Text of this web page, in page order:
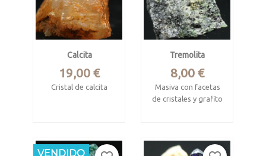
Calcita
Precio
19,00 €
Cristal de calcita
cm
Tremolita
Precio
8,00 €
Masiva con facetas
de cristales y grafito
Lelatema, Manyara
NUEVO
VENDIDO